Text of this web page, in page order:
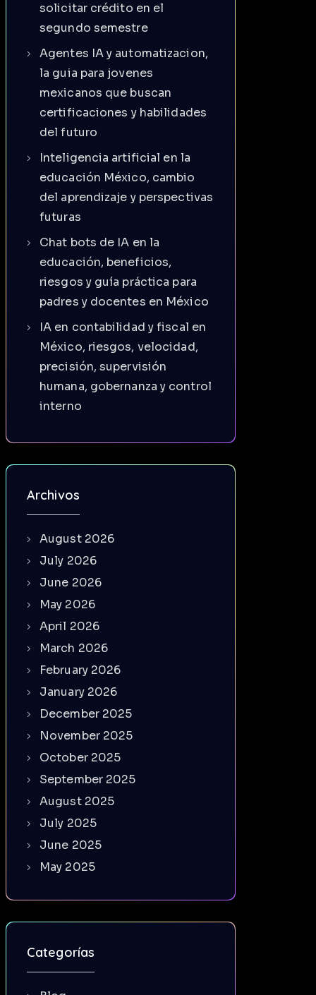
solicitar crédito en el
segundo semestre
Agentes IA y automatizacion,
la guia para jovenes
mexicanos que buscan
certificaciones y habilidades
del futuro
Inteligencia artificial en la
educación México, cambio
del aprendizaje y perspectivas
futuras
Chat bots de IA en la
educación, beneficios,
riesgos y guía práctica para
padres y docentes en México
IA en contabilidad y fiscal en
México, riesgos, velocidad,
precisión, supervisión
humana, gobernanza y control
interno
Archivos
August 2026
July 2026
June 2026
May 2026
April 2026
March 2026
February 2026
January 2026
December 2025
November 2025
October 2025
September 2025
August 2025
July 2025
June 2025
May 2025
Categorías